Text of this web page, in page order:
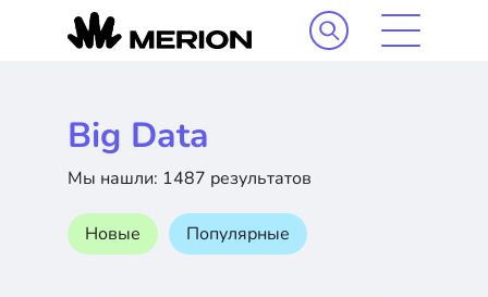
Big Data
Мы нашли: 1487 результатов
Новые Популярные